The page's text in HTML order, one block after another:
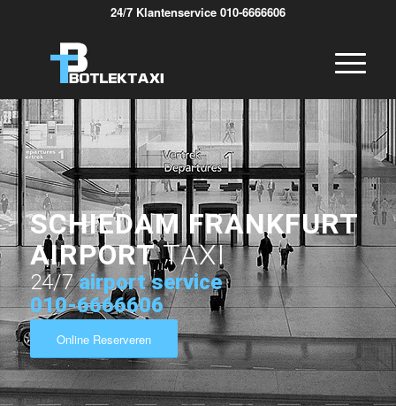
24/7 Klantenservice 010-6666606
SCHIEDAM FRANKFURT
AIRPORTTAXI
24/7 airport service
010-6666606
Online Reserveren